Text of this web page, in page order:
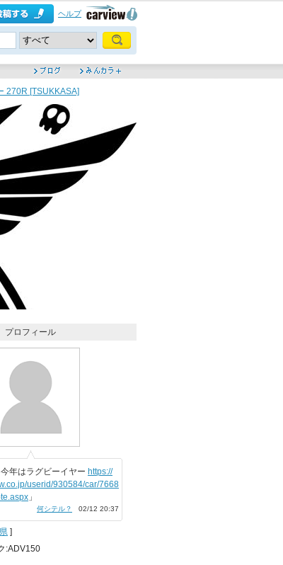
ヘルプ
270R [TSUKKASA]
プロフィール
今年はラグビーイヤー https://
userid/930584/car/7668
」
何シテル？ 02/12 20:37
]
:ADV150